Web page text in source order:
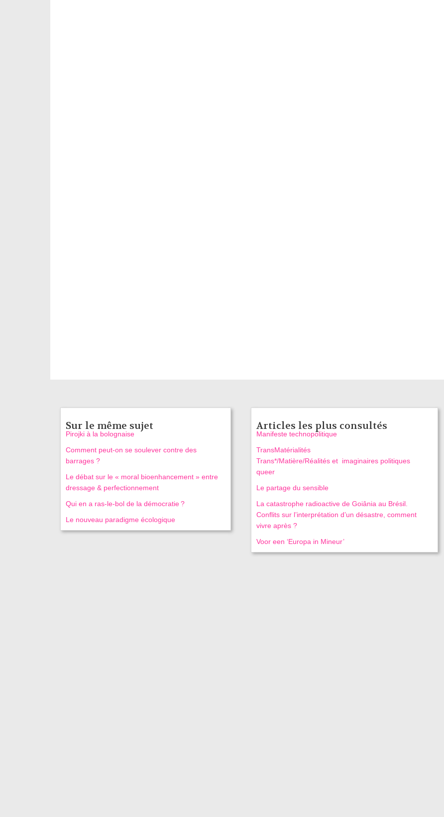
Sur le même sujet
Pirojki à la bolognaise
Comment peut-on se soulever contre des
barrages ?
Le débat sur le « moral bioenhancement » entre
dressage & perfectionnement
Qui en a ras-le-bol de la démocratie ?
Le nouveau paradigme écologique
Articles les plus consultés
Manifeste technopolitique
TransMatérialités
Trans*/Matière/Réalités et imaginaires politiques
queer
Le partage du sensible
La catastrophe radioactive de Goiânia au Brésil.
Conflits sur l’interprétation d’un désastre, comment
vivre après ?
Voor een ‘Europa in Mineur’